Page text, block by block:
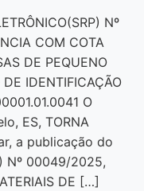
Nº
COM COTA
DE PEQUENO
IDENTIFICAÇÃO
O
ES, TORNA
a publicação do
Nº 00049/2025,
DE […]